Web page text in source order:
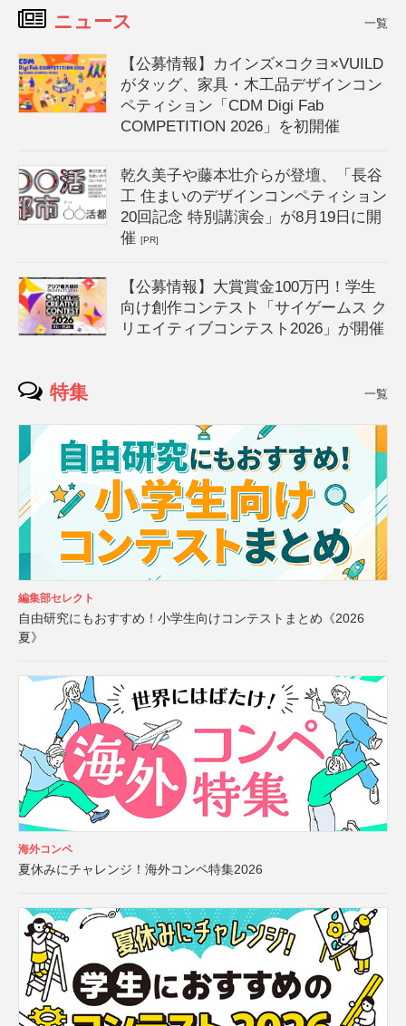
ニュース 一覧
【公募情報】カインズ×コクヨ×VUILD
がタッグ、家具・木工品デザインコン
ペティション「CDM Digi Fab
COMPETITION 2026」を初開催
乾久美子や藤本壮介らが登壇、「長谷
工 住まいのデザインコンペティション
20回記念 特別講演会」が8月19日に開
催[PR]
【公募情報】大賞賞金100万円！学生
向け創作コンテスト「サイゲームス ク
リエイティブコンテスト2026」が開催
特集 一覧
編集部セレクト
自由研究にもおすすめ！小学生向けコンテストまとめ《2026
夏》
海外コンペ
夏休みにチャレンジ！海外コンペ特集2026